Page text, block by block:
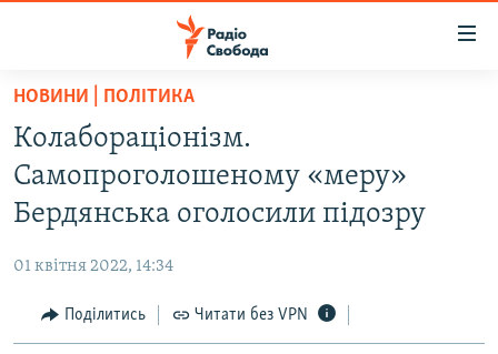
Перейти
основного
матеріалу
Перейти
до
основної
Перейти
до
РАДІО СВОБОДА – 70 РОКІВ
ВСЕ ЗА ДОБУ
СТАТТІ
СУСПІЛЬСТВО
РОСІЙСЬКА «ФІЛЬТРАЦІЯ»
ДОНБАС.РЕАЛІЇ
НОВИНИ | ПОЛІТИКА
Колабораціонізм.
Самопроголошеному «меру»
Бердянська оголосили підозру
01 квітня 2022, 14:34
Поділитись Читати без VPN